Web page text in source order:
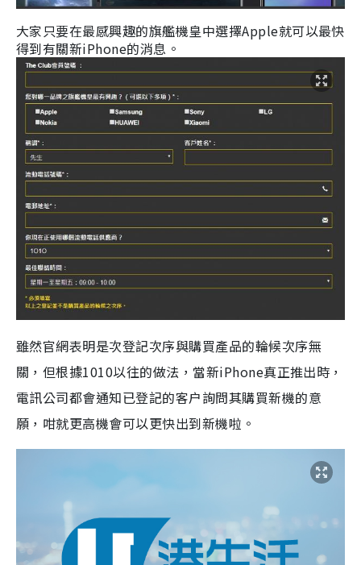
大家只要在最感興趣的旗艦機皇中選擇Apple就可以最快
得到有關新iPhone的消息。
雖然官網表明是次登記次序與購買產品的輪候次序無
關，但根據1010以往的做法，當新iPhone真正推出時，
電訊公司都會通知已登記的客户詢問其購買新機的意
願，咁就更高機會可以更快出到新機啦。